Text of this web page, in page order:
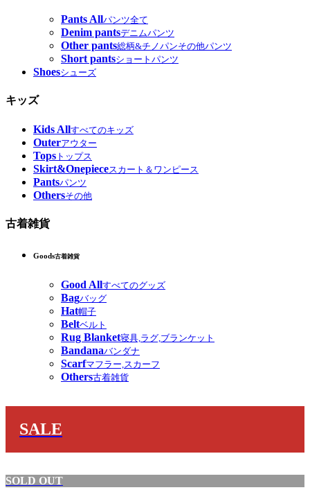
Pants Allパンツ全て
Denim pantsデニムパンツ
Other pants総柄&チノパンその他パンツ
Short pantsショートパンツ
Shoesシューズ
キッズ
Kids Allすべてのキッズ
Outerアウター
Tops トップス
Skirt&Onepieceスカート＆ワンピース
Pantsパンツ
Othersその他
古着雑貨
Goods古着雑貨
Good Allすべてのグッズ
Bagバッグ
Hat帽子
Beltベルト
Rug Blanket寝具,ラグ,ブランケット
Bandanaバンダナ
Scarfマフラー,スカーフ
Others古着雑貨
SALE
SOLD OUT